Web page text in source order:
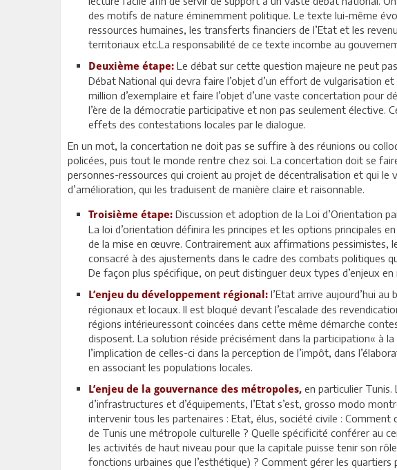
des motifs de nature éminemment politique. Le texte lui-même
ressources humaines, les transferts financiers de l’Etat et les
territoriaux etc.La responsabilité de ce texte incombe au
Deuxième étape: Le débat sur cette question majeure ne peut
Débat National qui devra faire l’objet d’un effort de vulgarisation
million d’exemplaire et faire l’objet d’une vaste concertation pour
l’ère de la démocratie participative et non pas seulement élective.
effets des contestations locales par le dialogue.
En un mot, la concertation ne doit pas se suffire à des réunions ou
policées, puis tout le monde rentre chez soi. La concertation doit se
personnes-ressources qui croient au projet de décentralisation et qui
d’amélioration, qui les traduisent de manière claire et raisonnable.
Troisième étape: Discussion et adoption de la Loi d’Orientation
La loi d’orientation définira les principes et les options principales
de la mise en œuvre. Contrairement aux affirmations pessimistes,
consacré à des ajustements dans le cadre des combats politiques
De façon plus spécifique, on peut distinguer deux types d’enjeux
L’enjeu du développement régional: l’Etat arrive aujourd’hui
régionaux et locaux. Il est bloqué devant l’escalade des
régions intérieuressont coincées dans cette même démarche
disposent. La solution réside précisément dans la participation« à
l’implication de celles-ci dans la perception de l’impôt, dans
en associant les populations locales.
L’enjeu de la gouvernance des métropoles, en particulier Tunis.
d’infrastructures et d’équipements, l’Etat s’est, grosso modo
intervenir tous les partenaires : Etat, élus, société civile :
de Tunis une métropole culturelle ? Quelle spécificité conférer au
les activités de haut niveau pour que la capitale puisse tenir son
fonctions urbaines que l’esthétique) ? Comment gérer les